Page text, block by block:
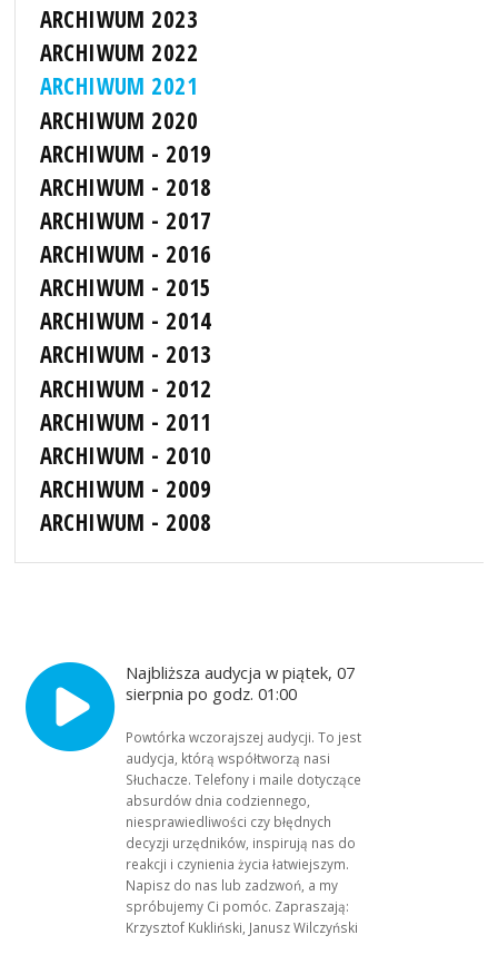
ARCHIWUM 2023
ARCHIWUM 2022
ARCHIWUM 2021
ARCHIWUM 2020
ARCHIWUM - 2019
ARCHIWUM - 2018
ARCHIWUM - 2017
ARCHIWUM - 2016
ARCHIWUM - 2015
ARCHIWUM - 2014
ARCHIWUM - 2013
ARCHIWUM - 2012
ARCHIWUM - 2011
ARCHIWUM - 2010
ARCHIWUM - 2009
ARCHIWUM - 2008
Najbliższa audycja w piątek, 07
sierpnia po godz. 01:00
Powtórka wczorajszej audycji. To jest
audycja, którą współtworzą nasi
Słuchacze. Telefony i maile dotyczące
absurdów dnia codziennego,
niesprawiedliwości czy błędnych
decyzji urzędników, inspirują nas do
reakcji i czynienia życia łatwiejszym.
Napisz do nas lub zadzwoń, a my
spróbujemy Ci pomóc. Zapraszają:
Krzysztof Kukliński, Janusz Wilczyński